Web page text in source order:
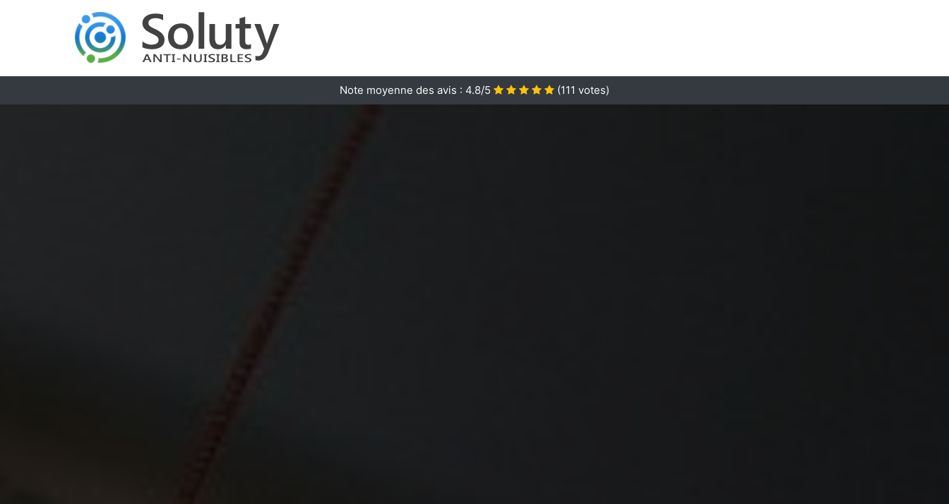
Note moyenne des avis : 4.8/5 (111 votes)